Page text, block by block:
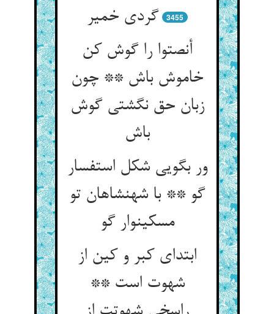
گردی خمیر
3455
أنصتوا را گوش کن
خاموش باش ** چون
زبان حق نگشتی گوش
باش‏
ور بگویی شکل استفسار
گو ** با شهنشاهان تو
مسکین‏وار گو
ابتدای کبر و کین از
شهوت است **